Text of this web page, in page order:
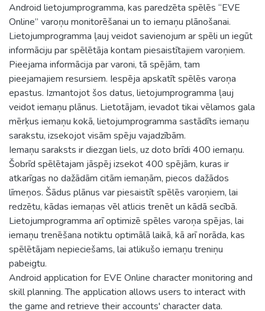
Android lietojumprogramma, kas paredzēta spēlēs “EVE
Online” varoņu monitorēšanai un to iemaņu plānošanai.
Lietojumprogramma ļauj veidot savienojum ar spēli un iegūt
informāciju par spēlētāja kontam piesaistītajiem varoņiem.
Pieejama informācija par varoni, tā spējām, tam
pieejamajiem resursiem. Iespēja apskatīt spēlēs varoņa
epastus. Izmantojot šos datus, lietojumprogramma ļauj
veidot iemaņu plānus. Lietotājam, ievadot tikai vēlamos gala
mērķus iemaņu kokā, lietojumprogramma sastādīts iemaņu
sarakstu, izsekojot visām spēju vajadzībām.
Iemaņu saraksts ir diezgan liels, uz doto brīdi 400 iemaņu.
Šobrīd spēlētajam jāspēj izsekot 400 spējām, kuras ir
atkarīgas no dažādām citām iemaņām, piecos dažādos
līmeņos. Šādus plānus var piesaistīt spēlēs varoņiem, lai
redzētu, kādas iemaņas vēl atlicis trenēt un kādā secībā.
Lietojumprogramma arī optimizē spēles varoņa spējas, lai
iemaņu trenēšana notiktu optimālā laikā, kā arī norāda, kas
spēlētājam nepieciešams, lai atlikušo iemaņu treniņu
pabeigtu.
Android application for EVE Online character monitoring and
skill planning. The application allows users to interact with
the game and retrieve their accounts' character data.